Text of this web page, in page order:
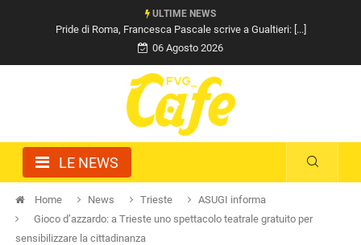
ULTIME NEWS
Pride di Roma, Francesca Pascale scrive a Gualtieri: [...]
06 Agosto 2026
LE NEWS
Home News Trieste
ASUGI informa
Gioco d’azzardo: a Trieste uno spettacolo teatrale gratuito per
sensibilizzare la cittadinanza